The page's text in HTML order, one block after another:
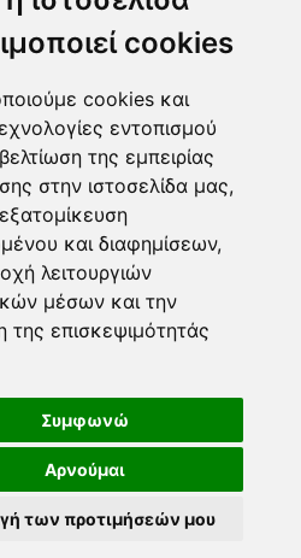
cookies
cookies και
εντοπισμού
της εμπειρίας
στην ιστοσελίδα μας,
και διαφημίσεων,
λειτουργιών
μέσων και την
της επισκεψιμότητάς
Συμφωνώ
Αρνούμαι
των προτιμήσεών μου
Ερωτήσεις
Ώρες Γραφείου
Δευτέρα – Παρασκευή 09:00
- 17:00
Σάββατο 09:00 - 15:00
taxi-driver.gr
and the Google Privacy Policy
Service
apply.